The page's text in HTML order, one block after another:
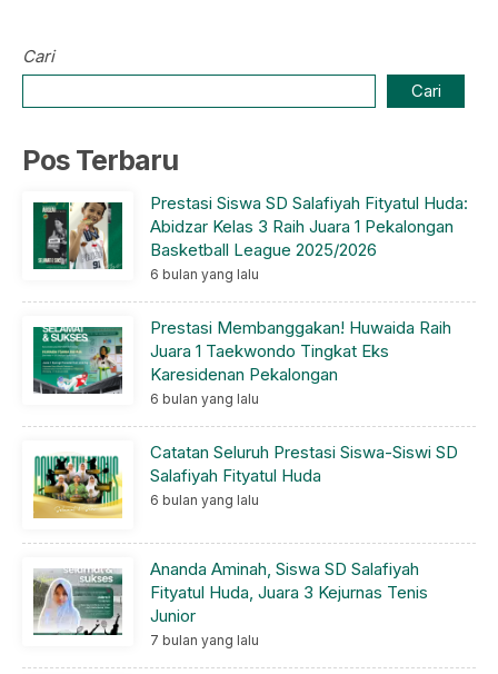
Cari
Cari
Pos Terbaru
Prestasi Siswa SD Salafiyah Fityatul Huda:
Abidzar Kelas 3 Raih Juara 1 Pekalongan
Basketball League 2025/2026
6 bulan yang lalu
Prestasi Membanggakan! Huwaida Raih
Juara 1 Taekwondo Tingkat Eks
Karesidenan Pekalongan
6 bulan yang lalu
Catatan Seluruh Prestasi Siswa-Siswi SD
Salafiyah Fityatul Huda
6 bulan yang lalu
Ananda Aminah, Siswa SD Salafiyah
Fityatul Huda, Juara 3 Kejurnas Tenis
Junior
7 bulan yang lalu